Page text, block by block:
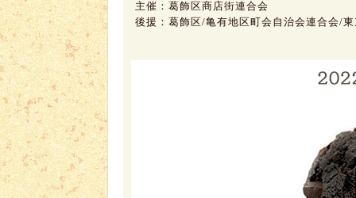
主催：葛飾区商店街連合会
後援：葛飾区/亀有地区町会自治会連合会/